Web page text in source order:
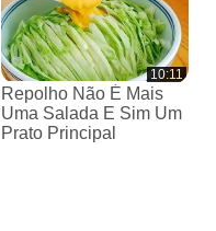
10:11
Repolho Não É Mais
Uma Salada E Sim Um
Prato Principal